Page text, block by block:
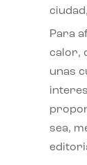
ciudad,
Para
calor,
unas
sea,